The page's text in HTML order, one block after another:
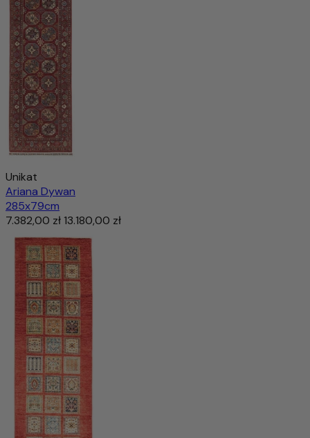
Unikat
Ariana Dywan
285x79cm
7.382,00 zł 13.180,00 zł